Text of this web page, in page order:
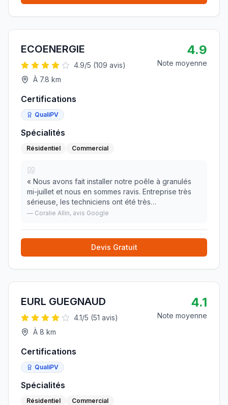
ECOENERGIE
4.9/5 (109 avis)
À 7.8 km
4.9
Note moyenne
Certifications
QualiPV
Spécialités
Résidentiel Commercial
« Nous avons fait installer notre poêle à granulés
mi-juillet et nous en sommes ravis. Entreprise très
sérieuse, les techniciens ont été très
professionnels, soigneux et de bons conseils. Nous
— Coralie Allin, avis Google
Devis Gratuit
EURL GUEGNAUD
4.1/5 (51 avis)
À 8 km
4.1
Note moyenne
Certifications
QualiPV
Spécialités
Résidentiel Commercial